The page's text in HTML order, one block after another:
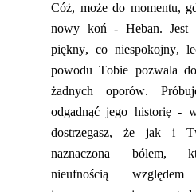
Cóż, może do momentu,
nowy koń - Heban. Jest
piękny, co niespokojny,
powodu Tobie pozwala
żadnych oporów. P
odgadnąć jego historię -
dostrzegasz, że jak i
naznaczona bólem,
nieufnością